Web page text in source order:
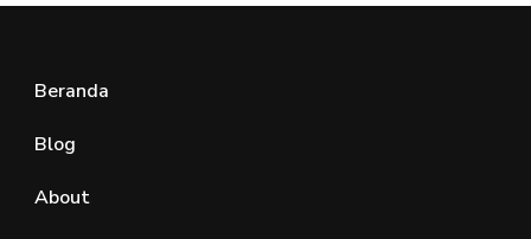
Beranda
Blog
About